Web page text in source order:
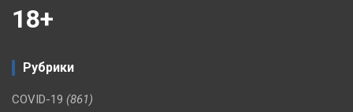
18+
Рубрики
COVID-19 (861)